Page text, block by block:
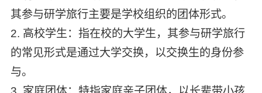
其参与研学旅行主要是学校组织的团体形式。
2. 高校学生：指在校的大学生，其参与研学旅行
的常见形式是通过大学交换，以交换生的身份参
与。